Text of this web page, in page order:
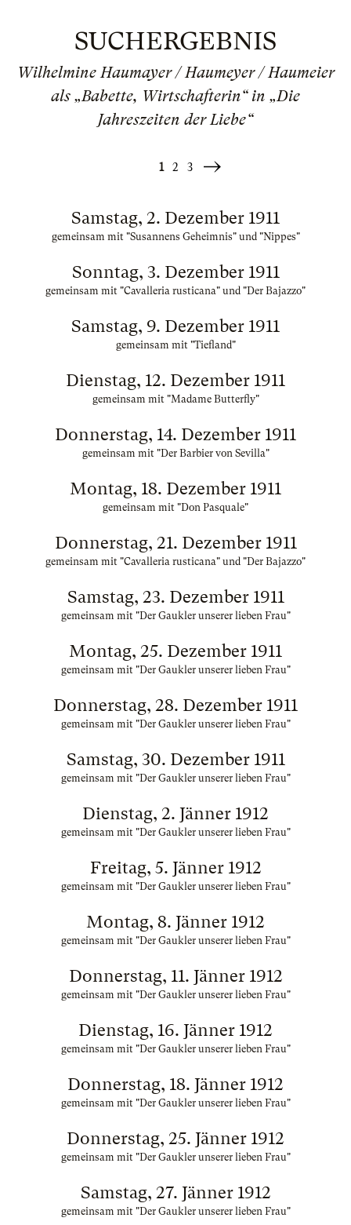
SUCHERGEBNIS
Wilhelmine Haumayer / Haumeyer / Haumeier
als „Babette, Wirtschafterin“ in „Die
Jahreszeiten der Liebe“
1 2 3
Weiter
Samstag, 2. Dezember 1911
gemeinsam mit "Susannens Geheimnis" und "Nippes"
Sonntag, 3. Dezember 1911
gemeinsam mit "Cavalleria rusticana" und "Der Bajazzo"
Samstag, 9. Dezember 1911
gemeinsam mit "Tiefland"
Dienstag, 12. Dezember 1911
gemeinsam mit "Madame Butterfly"
Donnerstag, 14. Dezember 1911
gemeinsam mit "Der Barbier von Sevilla"
Montag, 18. Dezember 1911
gemeinsam mit "Don Pasquale"
Donnerstag, 21. Dezember 1911
gemeinsam mit "Cavalleria rusticana" und "Der Bajazzo"
Samstag, 23. Dezember 1911
gemeinsam mit "Der Gaukler unserer lieben Frau"
Montag, 25. Dezember 1911
gemeinsam mit "Der Gaukler unserer lieben Frau"
Donnerstag, 28. Dezember 1911
gemeinsam mit "Der Gaukler unserer lieben Frau"
Samstag, 30. Dezember 1911
gemeinsam mit "Der Gaukler unserer lieben Frau"
Dienstag, 2. Jänner 1912
gemeinsam mit "Der Gaukler unserer lieben Frau"
Freitag, 5. Jänner 1912
gemeinsam mit "Der Gaukler unserer lieben Frau"
Montag, 8. Jänner 1912
gemeinsam mit "Der Gaukler unserer lieben Frau"
Donnerstag, 11. Jänner 1912
gemeinsam mit "Der Gaukler unserer lieben Frau"
Dienstag, 16. Jänner 1912
gemeinsam mit "Der Gaukler unserer lieben Frau"
Donnerstag, 18. Jänner 1912
gemeinsam mit "Der Gaukler unserer lieben Frau"
Donnerstag, 25. Jänner 1912
gemeinsam mit "Der Gaukler unserer lieben Frau"
Samstag, 27. Jänner 1912
gemeinsam mit "Der Gaukler unserer lieben Frau"